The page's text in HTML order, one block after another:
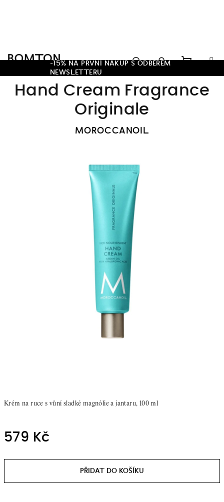
-15% NA PRVNÍ NÁKUP S ODBĚREM
NEWSLETTERU
Hledat
Přihlášení
Krém na ruce s vůní sladké magnólie a jantaru, 100 ml
579 Kč
Hand Cream Fragrance
Originale
MOROCCANOIL